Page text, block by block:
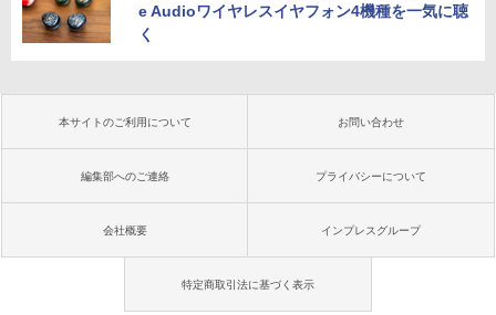
e Audioワイヤレスイヤフォン4機種を一気に聴
く
本サイトのご利用について お問い合わせ
編集部へのご連絡 プライバシーについて
会社概要 インプレスグループ
特定商取引法に基づく表示